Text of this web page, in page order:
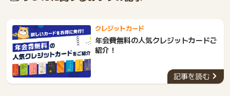
移されていない場合、ポイント対象外となることがあります。
までお問い合わせください。ポイントについて、広告主に直接
お問い合わせをした場合、ポイント獲得対象外となる場合がご
ざいます。
サービス・お買い物利用時にお電話など2つ以上の申し込み方
法がある場合、必ずサイト上のWEBフォームからお申し込みく
ださい。
各サービス・お買い物に掲載されている獲得条件を必ずよくお
読みください。
商品の交換や一部でもキャンセルされた場合、ポイントが無効
各サービス・お買い物の獲得ポイントや獲得条件、キャンペー
ン期間が予告なしに変更される場合がございますが、ご利用さ
れた時点の条件が適用されます。
条件を達成しているかどうかは各広告主ではなく、代理店が行
っているため、広告主はポイントに関する詳細を把握しており
ません。
そのため、ポイントタウンのポイントに関するお問い合わせを
【年会費永年無料】の三菱ＵＦＪカード
■対象のコンビニ・スーパー・飲食店など（*1）のご利用分が
だれでも7%ポイント還元。さらに、条件達成で最大20%ポイ
ント還元！（*2）
■新規入会者・期間限定キャンペーン！条件達成で最大30,000
クレジットカード
年会費無料の人気クレジットカードご
紹介！
記事を読む